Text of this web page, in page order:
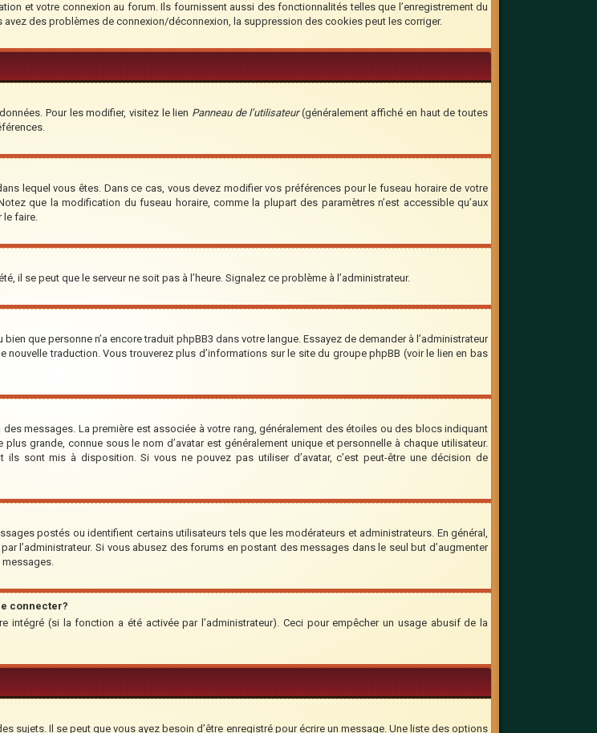
et votre connexion au forum. Ils fournissent aussi des fonctionnalités telles que l’enregistrement du
avez des problèmes de connexion/déconnexion, la suppression des cookies peut les corriger.
Pour les modifier, visitez le lien Panneau de l’utilisateur(généralement affiché en haut de toutes
lequel vous êtes. Dans ce cas, vous devez modifier vos préférences pour le fuseau horaire de votre
que la modification du fuseau horaire, comme la plupart des paramètres n’est accessible qu’aux
le faire.
il se peut que le serveur ne soit pas à l’heure. Signalez ce problème à l’administrateur.
que personne n’a encore traduit phpBB3 dans votre langue. Essayez de demander à l’administrateur
nouvelle traduction. Vous trouverez plus d’informations sur le site du groupe phpBB (voir le lien en bas
messages. La première est associée à votre rang, généralement des étoiles ou des blocs indiquant
grande, connue sous le nom d’avatar est généralement unique et personnelle à chaque utilisateur.
ils sont mis à disposition. Si vous ne pouvez pas utiliser d’avatar, c’est peut-être une décision de
postés ou identifient certains utilisateurs tels que les modérateurs et administrateurs. En général,
l’administrateur. Si vous abusez des forums en postant des messages dans le seul but d’augmenter
messages.
connecter?
intégré (si la fonction a été activée par l’administrateur). Ceci pour empêcher un usage abusif de la
sujets. Il se peut que vous ayez besoin d’être enregistré pour écrire un message. Une liste des options